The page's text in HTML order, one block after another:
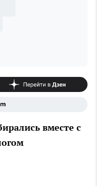
вместе с